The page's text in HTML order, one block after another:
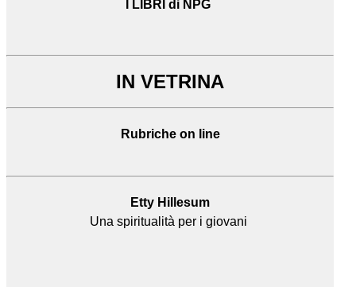
I LIBRI di NPG
IN VETRINA
Rubriche on line
Etty Hillesum
Una spiritualità per i giovani